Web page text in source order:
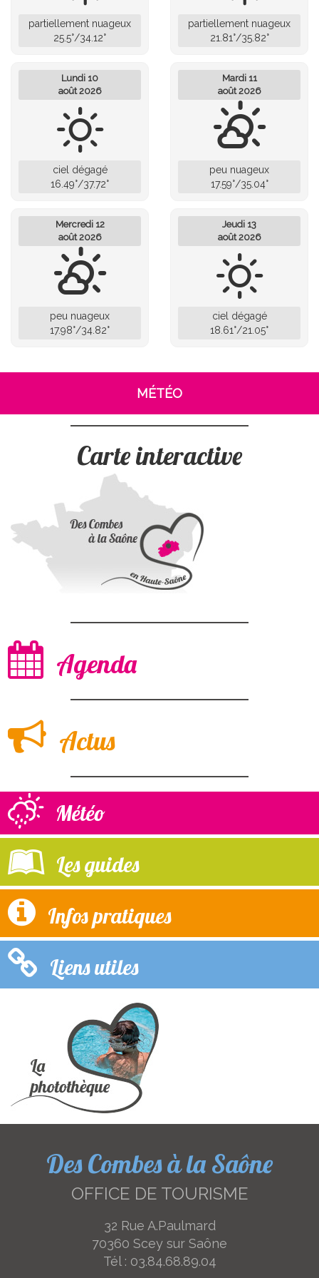
partiellement nuageux
25.5°/34.12°
partiellement nuageux
21.81°/35.82°
Lundi 10
août 2026
ciel dégagé
16.49°/37.72°
Mardi 11
août 2026
peu nuageux
17.59°/35.04°
Mercredi 12
août 2026
peu nuageux
17.98°/34.82°
Jeudi 13
août 2026
ciel dégagé
18.61°/21.05°
MÉTÉO
Carte interactive
Agenda
Actus
Météo
Les guides
Infos pratiques
Liens utiles
Des Combes à la Saône
OFFICE DE TOURISME
32 Rue A.Paulmard
70360 Scey sur Saône
Tél : 03.84.68.89.04